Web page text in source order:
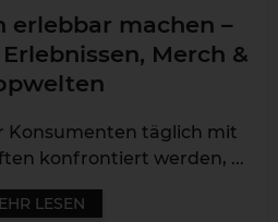
erlebbar machen –
Merch &
Konsumenten täglich mit
konfrontiert werden, ...
LESEN